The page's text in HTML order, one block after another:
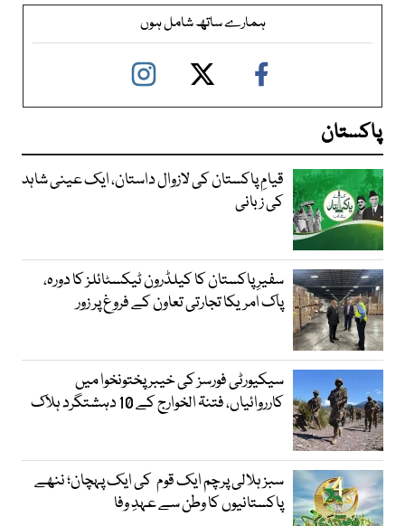
ہمارے ساتھ شامل ہوں
پاکستان
قیامِ پاکستان کی لازوال داستان، ایک عینی شاہد
کی زبانی
سفیرِ پاکستان کا کیلڈرون ٹیکسٹائلز کا دورہ،
پاک امریکا تجارتی تعاون کے فروغ پر زور
سیکیورٹی فورسز کی خیبر پختونخوا میں
کارروائیاں، فتنۃ الخوارج کے 10 دہشتگرد ہلاک
سبز ہلالی پرچم ایک قوم کی ایک پہچان؛ ننھے
پاکستانیوں کا وطن سے عہدِ وفا